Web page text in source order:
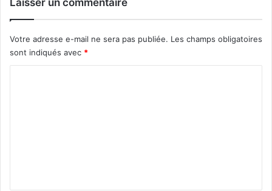
Votre adresse e-mail ne sera pas publiée. Les champs obligatoires
sont indiqués avec *